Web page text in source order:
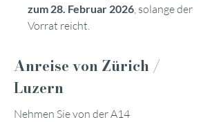
zum 28. Februar 2026, solange der
Vorrat reicht.
Anreise von Zürich /
Luzern
Nehmen Sie von der A14